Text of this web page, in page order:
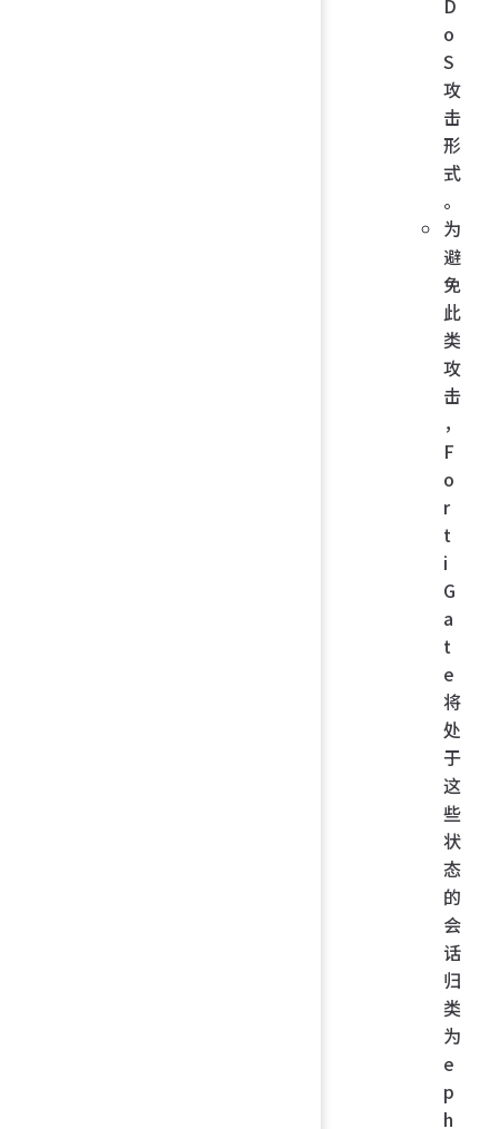
D
o
S
攻
击
形
式
。
为
避
免
此
类
攻
击
，
F
o
r
t
i
G
a
t
e
将
处
于
这
些
状
态
的
会
话
归
类
为
e
p
h